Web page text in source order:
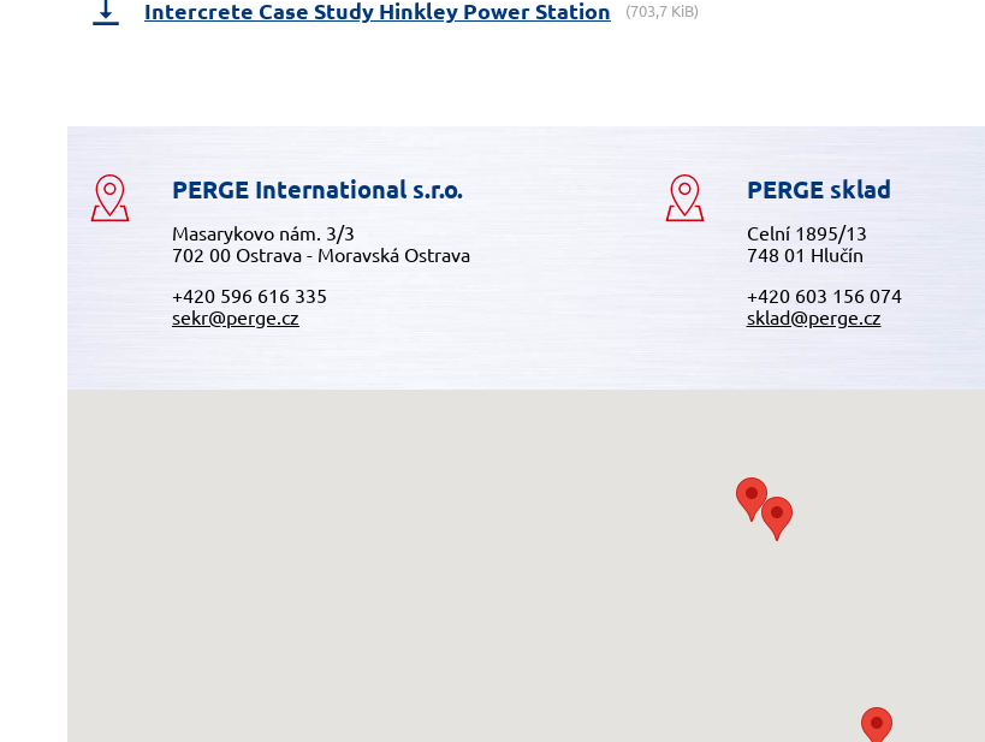
Intercrete Case Study Hinkley Power Station (703,7 KiB)
PERGE International s.r.o.
Masarykovo nám. 3/3
702 00 Ostrava - Moravská Ostrava
+420 596 616 335
sekr@perge.cz
PERGE sklad
Celní 1895/13
748 01 Hlučín
+420 603 156 074
sklad@perge.cz